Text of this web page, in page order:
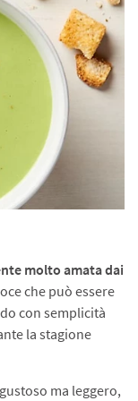
molto amata dai
che può essere
con semplicità
la stagione
ma leggero,